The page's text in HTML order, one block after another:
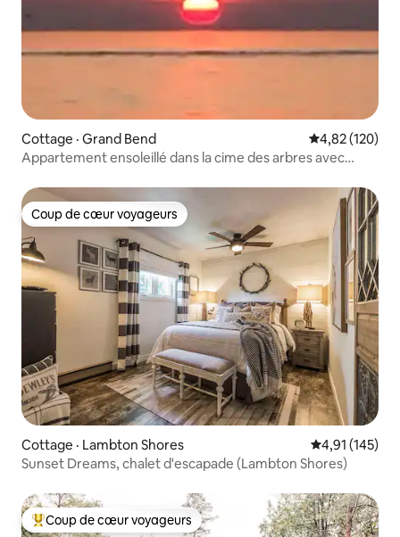
Cottage · Grand Bend Note
4,82 (120)
Appartement ensoleillé dans la cime des arbres avec
Coup de cœur voyageurs
Coup de cœur voyageurs
Cottage · Lambton Shores Note
4,91 (145)
Sunset Dreams, chalet d'escapade (Lambton Shores)
Coup de cœur voyageurs parmi les plus aimés
Coup de cœur voyageurs